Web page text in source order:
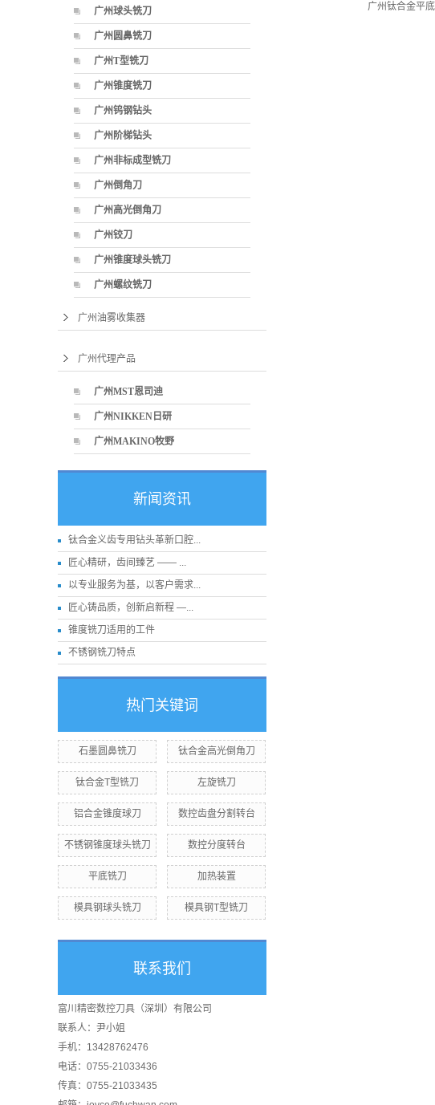
广州球头铣刀
广州圆鼻铣刀
广州T型铣刀
广州锥度铣刀
广州钨钢钻头
广州阶梯钻头
广州非标成型铣刀
广州倒角刀
广州高光倒角刀
广州铰刀
广州锥度球头铣刀
广州螺纹铣刀
广州油雾收集器
广州代理产品
广州MST恩司迪
广州NIKKEN日研
广州MAKINO牧野
新闻资讯
钛合金义齿专用钻头革新口腔...
匠心精研，齿间臻艺 —— ...
以专业服务为基，以客户需求...
匠心铸品质，创新启新程 —...
锥度铣刀适用的工件
不锈钢铣刀特点
热门关键词
石墨圆鼻铣刀 钛合金高光倒角刀
钛合金T型铣刀 左旋铣刀
铝合金锥度球刀 数控齿盘分割转台
不锈钢锥度球头铣刀 数控分度转台
平底铣刀 加热装置
模具钢球头铣刀 模具钢T型铣刀
联系我们
富川精密数控刀具（深圳）有限公司
联系人：尹小姐
手机：13428762476
电话：0755-21033436
传真：0755-21033435
广州钛合金平